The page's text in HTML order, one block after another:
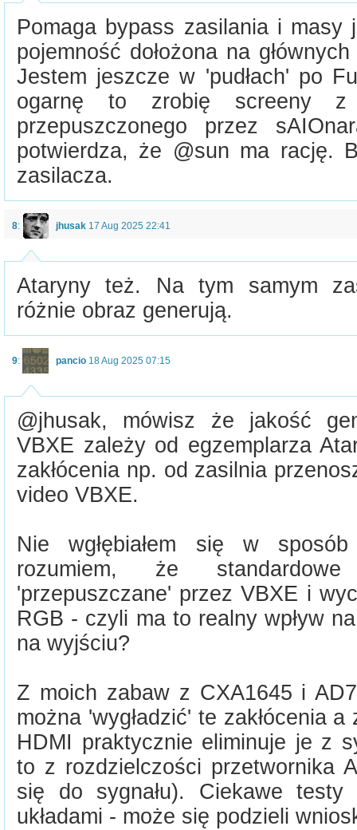
Pomaga bypass zasilania i masy
pojemność dołożona na
Jestem jeszcze w 'pudłach' po
ogarnę to zrobię screeny
przepuszczonego przez
potwierdza, że @sun ma rację.
zasilacza.
8: jhusak 17 Aug 2025 22:41
Ataryny też. Na tym samym
różnie obraz generują.
9: pancio 18 Aug 2025 07:15
@jhusak, mówisz że jakość
VBXE zależy od egzemplarza
zakłócenia np. od zasilnia
video VBXE.
Nie wgłębiałem się w
rozumiem, że
'przepuszczane' przez VBXE i
RGB - czyli ma to realny wpływ
na wyjściu?
Z moich zabaw z CXA1645 i
można 'wygładzić' te zakłócenia
HDMI praktycznie eliminuje je z
to z rozdzielczości przetwornika
się do sygnału). Ciekawe
układami - może się podzieli